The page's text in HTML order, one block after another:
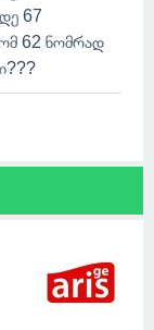
67
62 ნომრად